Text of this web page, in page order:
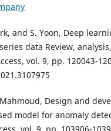
and S. Yoon, Deep
data Review,
vol. 9, pp. 120043-
Design and
model for anomaly